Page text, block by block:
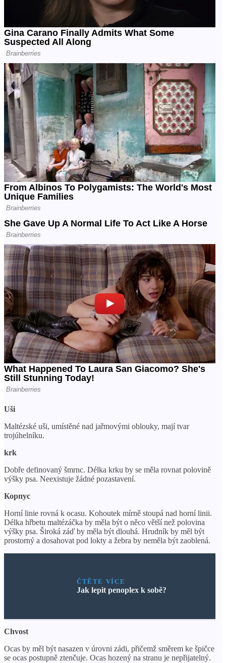
Uši
Maltézské uši, umístěné nad jařmovými oblouky, mají tvar
trojúhelníku.
krk
Dobře definovaný šmrnc. Délka krku by se měla rovnat polovině
výšky psa. Neexistuje žádné pozastavení.
Корпус
Horní linie rovná k ocasu. Kohoutek mírně stoupá nad horní linii.
Délka hřbetu maltézáčka by měla být o něco větší než polovina
výšky psa. Široká záď by měla být dlouhá. Hrudník by měl být
prostorný a dosahovat pod lokty a žebra by neměla být zaoblená.
ČTĚTE VÍCE
Jak lepit penoplex k sobě?
Chvost
Ocas by měl být nasazen v úrovni zádi, přičemž směrem ke špičce
se ocas postupně ztenčuje. Ocas hozený na stranu je nepřijatelný.